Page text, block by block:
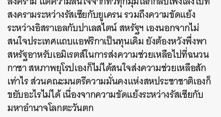
สงครามระหว่างรัสเซียกับยูเครน รวมถึงความขัดแย้ง
ระหว่างอิสราเอลกับปาเลสไตน์ สหรัฐฯ เองนอกจากไม่
สนใจประเทศแถบแอฟริกาเป็นทุนเดิม ยังต้องหวังพึ่งพา
สหรัฐอาหรับเอมิเรตส์ในการส่งความช่วยเหลือไปที่ฉนวน
กาซา สหภาพยุโรปเองก็ไม่ได้สนใจส่งความช่วยเหลือสัก
เท่าไร ส่วนคณะมนตรีความมั่นคงแห่งสหประชาชาติเองก็
ขยับอะไรไม่ได้ เนื่องจากความขัดแย้งระหว่างรัสเซียกับ
มหาอำนาจโลกตะวันตก